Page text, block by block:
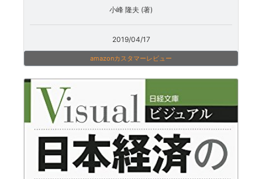
小峰 隆夫 (著)
2019/04/17
amazonカスタマーレビュー